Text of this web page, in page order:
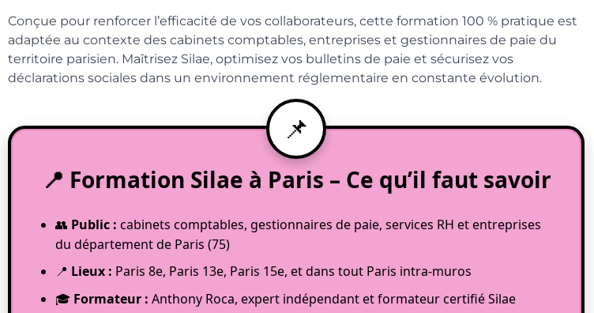
Conçue pour renforcer l’efficacité de vos collaborateurs, cette formation 100 % pratique est
adaptée au contexte des cabinets comptables, entreprises et gestionnaires de paie du
territoire parisien. Maîtrisez Silae, optimisez vos bulletins de paie et sécurisez vos
déclarations sociales dans un environnement réglementaire en constante évolution.
📍 Formation Silae à Paris – Ce qu’il faut savoir
👥 Public : cabinets comptables, gestionnaires de paie, services RH et entreprises
du département de Paris (75)
📍 Lieux : Paris 8e, Paris 13e, Paris 15e, et dans tout Paris intra-muros
🎓 Formateur : Anthony Roca, expert indépendant et formateur certifié Silae